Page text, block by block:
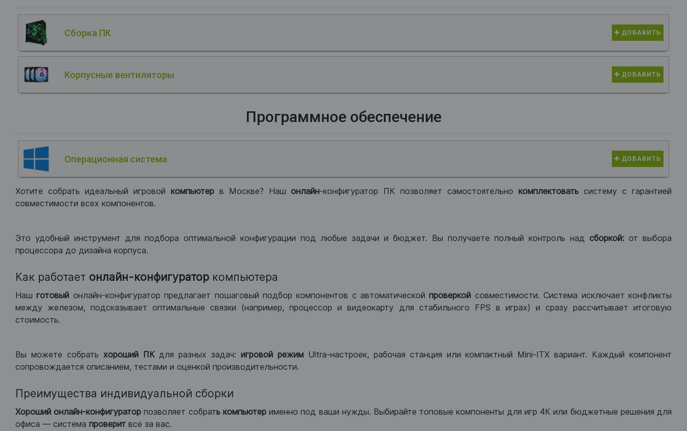
Сборка ПК ДОБАВИТЬ
Корпусные вентиляторы ДОБАВИТЬ
Программное обеспечение
Операционная система ДОБАВИТЬ
Хотите собрать идеальный игровой компьютер в Москве? Нашонлайн-конфигуратор ПК позволяет самостоятельно комплектоватьсистему с гарантией
совместимости всех компонентов.
Это удобный инструмент для подбора оптимальной конфигурации под любые задачи и бюджет. Вы получаете полный контроль над сборкой: от выбора
процессора до дизайна корпуса.
Как работает онлайн-конфигуратор компьютера
Нашготовый онлайн-конфигуратор предлагает пошаговый подбор компонентов с автоматическойпроверкой совместимости. Система исключает конфликты
между железом, подсказывает оптимальные связки (например, процессор и видеокарту для стабильного FPS в играх) и сразу рассчитывает итоговую
стоимость.
Вы можете собрать хороший ПКдля разных задач:игровой режим Ultra-настроек, рабочая станция или компактный Mini-ITX вариант. Каждый компонент
сопровождается описанием, тестами и оценкой производительности.
Преимущества индивидуальной сборки
Хороший онлайн-конфигуратор позволяет собрать компьютерименно под ваши нужды. Выбирайте топовые компоненты для игр 4К или бюджетные решения для
офиса — система проверит все за вас.